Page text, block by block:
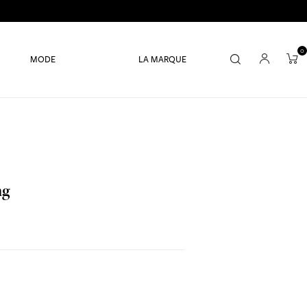
MODE LA MARQUE
0